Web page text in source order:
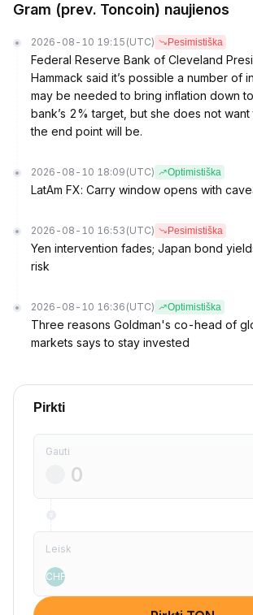
Gram (prev. Toncoin) naujienos
2026-08-10 19:15 (UTC) Pesimistiška
Federal Reserve Bank of Cleveland
Hammack said it’s possible a number of
may be needed to bring inflation down
bank’s 2% target, but she does not
the end point will be.
2026-08-10 18:09 (UTC) Optimistiška
LatAm FX: Carry window opens with
2026-08-10 16:53 (UTC) Pesimistiška
Yen intervention fades; Japan bond
risk
2026-08-10 16:36 (UTC) Optimistiška
Three reasons Goldman's co-head of
markets says to stay invested
Pirkti
Gauti
Leisk
CHF